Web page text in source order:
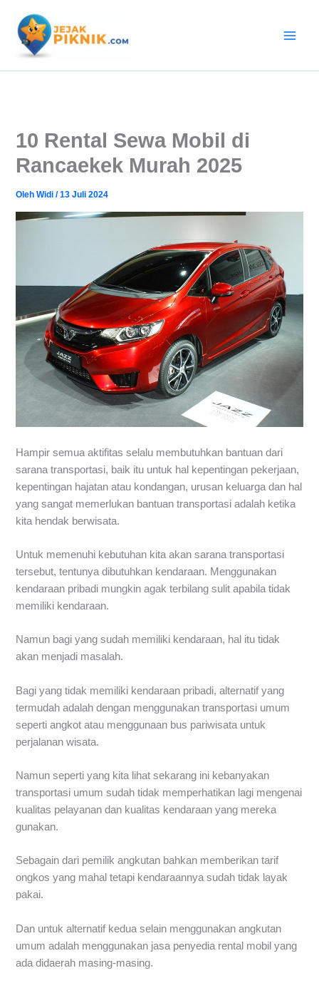
konten
10 Rental Sewa Mobil di
Rancaekek Murah 2025
OlehWidi/13 Juli 2024
Hampir semua aktifitas selalu membutuhkan bantuan dari
sarana transportasi, baik itu untuk hal kepentingan pekerjaan,
kepentingan hajatan atau kondangan, urusan keluarga dan hal
yang sangat memerlukan bantuan transportasi adalah ketika
kita hendak berwisata.
Untuk memenuhi kebutuhan kita akan sarana transportasi
tersebut, tentunya dibutuhkan kendaraan. Menggunakan
kendaraan pribadi mungkin agak terbilang sulit apabila tidak
memiliki kendaraan.
Namun bagi yang sudah memiliki kendaraan, hal itu tidak
akan menjadi masalah.
Bagi yang tidak memiliki kendaraan pribadi, alternatif yang
termudah adalah dengan menggunakan transportasi umum
seperti angkot atau menggunaan bus pariwisata untuk
perjalanan wisata.
Namun seperti yang kita lihat sekarang ini kebanyakan
transportasi umum sudah tidak memperhatikan lagi mengenai
kualitas pelayanan dan kualitas kendaraan yang mereka
gunakan.
Sebagain dari pemilik angkutan bahkan memberikan tarif
ongkos yang mahal tetapi kendaraannya sudah tidak layak
pakai.
Dan untuk alternatif kedua selain menggunakan angkutan
umum adalah menggunakan jasa penyedia rental mobil yang
ada didaerah masing-masing.